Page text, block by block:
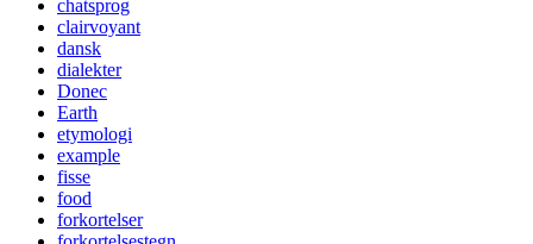
chatsprog
clairvoyant
dansk
dialekter
Donec
Earth
etymologi
example
fisse
food
forkortelser